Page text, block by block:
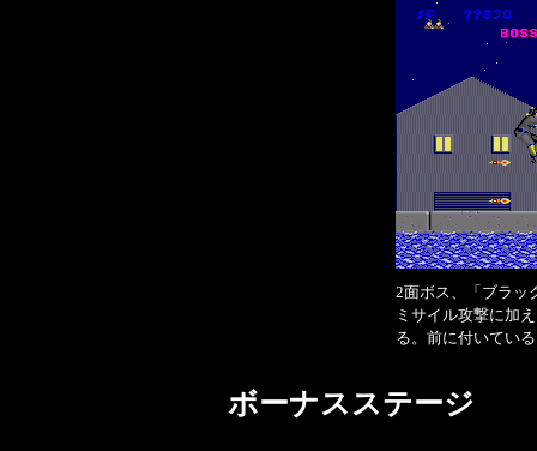
2面ボス、「ブラッ
ミサイル攻撃に加
る。前に付いてい
ボーナスステージ